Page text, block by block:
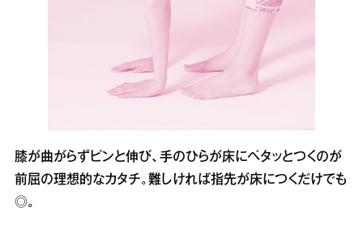
膝が曲がらずピンと伸び、手のひらが床にペタッとつくのが
前屈の理想的なカタチ。難しければ指先が床につくだけでも
◎。